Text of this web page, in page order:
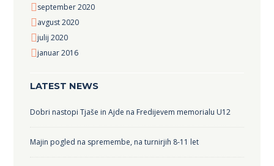
september2020
avgust2020
julij 2020
januar2016
LATEST NEWS
Dobri nastopi Tjaše in Ajde na Fredijevem memorialu U12
Majin pogled na spremembe, na turnirjih 8-11 let